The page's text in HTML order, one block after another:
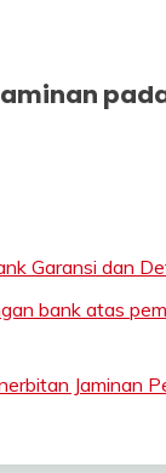
Garansi dan
bank atas
Jaminan